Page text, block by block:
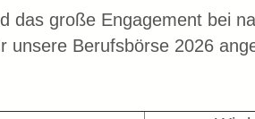
das große Engagement bei
unsere Berufsbörse 2026